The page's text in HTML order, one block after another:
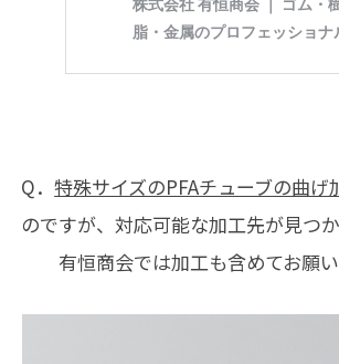
Q．特殊サイズのPFAチューブの曲げ
のですが、対応可能な加工先が見つか
有恒商会では加工も含めてお願い